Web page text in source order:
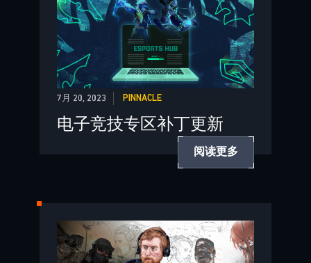
7月 20, 2023 PINNACLE
电子竞技专区补丁更新
阅读更多